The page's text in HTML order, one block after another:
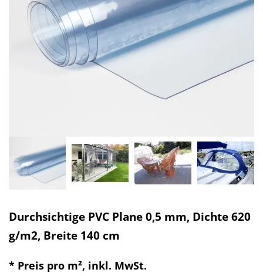
Durchsichtige PVC Plane 0,5 mm, Dichte 620
g/m2, Breite 140 cm
* Preis pro m², inkl. MwSt.